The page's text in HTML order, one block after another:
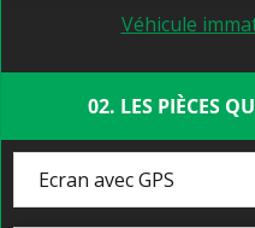
Véhicule
02. LES PIÈCES
Ecran avec GPS